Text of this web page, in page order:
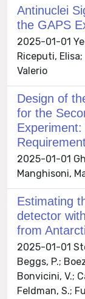
Antinuclei
the GAPS
2025-01-01
Riceputi,
Valerio
Design of
for the
2025-01-01
Manghisoni,
Estimating
detector
from
2025-01-01
Beggs, P.;
Bonvicini, V.;
Feldman, S.;